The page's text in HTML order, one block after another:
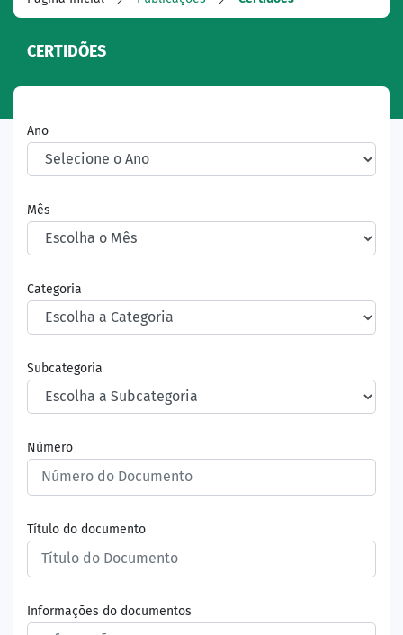
CERTIDÕES
Ano
Mês
Categoria
Subcategoria
Número
Título do documento
Informações do documentos